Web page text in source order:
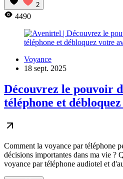
2
4490
Voyance
18 sept. 2025
Découvrez le pouvoir
téléphone et
Comment la voyance par téléphone
décisions importantes dans ma vie ?
voyance par téléphone audiotel et